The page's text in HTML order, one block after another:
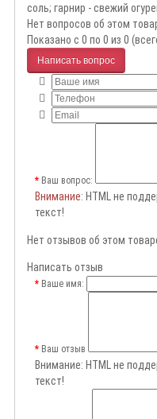
соль; гарнир - свежий
Нет вопросов об этом
Показано с 0 по 0 из 0
Написать вопрос
Ваш вопрос:
Внимание: HTML не
текст!
Нет отзывов об этом
Написать отзыв
Ваше имя:
Ваш отзыв
Внимание: HTML не
текст!